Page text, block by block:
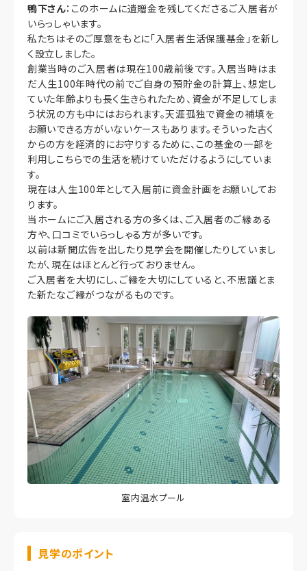
鴨下さん：このホームに遺贈金を残してくださるご入居者が
いらっしゃいます。
私たちはそのご厚意をもとに「入居者生活保護基金」を新し
く設立しました。
創業当時のご入居者は現在100歳前後です。入居当時はま
だ人生100年時代の前でご自身の預貯金の計算上、想定し
ていた年齢よりも長く生きられたため、資金が不足してしま
う状況の方も中にはおられます。天涯孤独で資金の補填を
お願いできる方がいないケースもあります。そういった古く
からの方を経済的にお守りするために、この基金の一部を
利用しこちらでの生活を続けていただけるようにしていま
す。
現在は人生100年として入居前に資金計画をお願いしてお
ります。
当ホームにご入居される方の多くは、ご入居者のご縁ある
方や、口コミでいらっしゃる方が多いです。
以前は新聞広告を出したり見学会を開催したりしていまし
たが、現在はほとんど行っておりません。
ご入居者を大切にし、ご縁を大切にしていると、不思議とま
た新たなご縁がつながるものです。
室内温水プール
見学のポイント